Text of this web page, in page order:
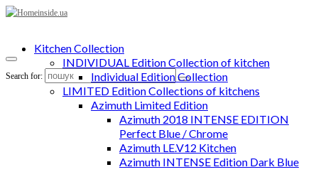
Search for:
Kitchen Collection
INDIVIDUAL Edition Collection of kitchen
Individual Edition Collection
LIMITED Edition Collections of kitchens
Azimuth Limited Edition
Azimuth 2018 INTENSE EDITION
Perfect Blue / Chrome
Azimuth LE.V12 Kitchen
Azimuth INTENSE Edition Dark Blue